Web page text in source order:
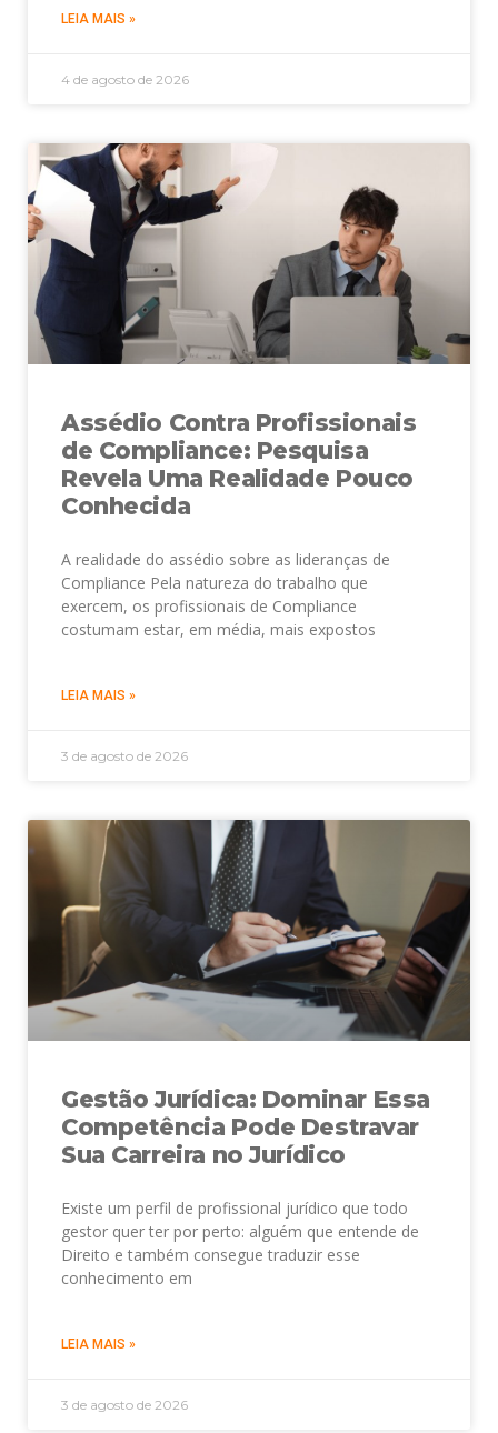
LEIA MAIS »
4 de agosto de 2026
Assédio Contra Profissionais
de Compliance: Pesquisa
Revela Uma Realidade Pouco
Conhecida
A realidade do assédio sobre as lideranças de
Compliance Pela natureza do trabalho que
exercem, os profissionais de Compliance
costumam estar, em média, mais expostos
LEIA MAIS »
3 de agosto de 2026
Gestão Jurídica: Dominar Essa
Competência Pode Destravar
Sua Carreira no Jurídico
Existe um perfil de profissional jurídico que todo
gestor quer ter por perto: alguém que entende de
Direito e também consegue traduzir esse
conhecimento em
LEIA MAIS »
3 de agosto de 2026